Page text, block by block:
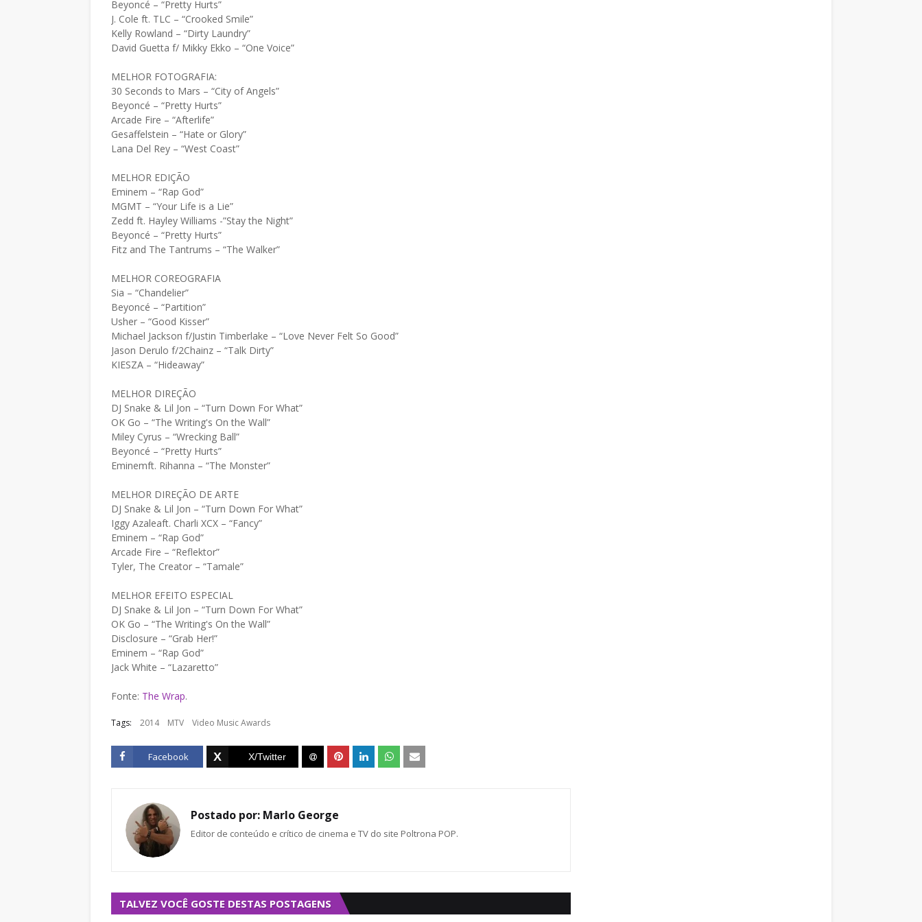
Beyoncé – “Pretty Hurts”
J. Cole ft. TLC – “Crooked Smile”
Kelly Rowland – “Dirty Laundry”
David Guetta f/ Mikky Ekko – “One Voice”
MELHOR FOTOGRAFIA:
30 Seconds to Mars – “City of Angels”
Beyoncé – “Pretty Hurts”
Arcade Fire – “Afterlife”
Gesaffelstein – “Hate or Glory”
Lana Del Rey – “West Coast”
MELHOR EDIÇÃO
Eminem – “Rap God”
MGMT – “Your Life is a Lie”
Zedd ft. Hayley Williams -”Stay the Night”
Beyoncé – “Pretty Hurts”
Fitz and The Tantrums – “The Walker”
MELHOR COREOGRAFIA
Sia – “Chandelier”
Beyoncé – “Partition”
Usher – “Good Kisser”
Michael Jackson f/Justin Timberlake – “Love Never Felt So Good”
Jason Derulo f/2Chainz – “Talk Dirty”
KIESZA – “Hideaway”
MELHOR DIREÇÃO
DJ Snake & Lil Jon – “Turn Down For What”
OK Go – “The Writing's On the Wall”
Miley Cyrus – “Wrecking Ball”
Beyoncé – “Pretty Hurts”
Eminemft. Rihanna – “The Monster”
MELHOR DIREÇÃO DE ARTE
DJ Snake & Lil Jon – “Turn Down For What”
Iggy Azaleaft. Charli XCX – “Fancy”
Eminem – “Rap God”
Arcade Fire – “Reflektor”
Tyler, The Creator – “Tamale”
MELHOR EFEITO ESPECIAL
DJ Snake & Lil Jon – “Turn Down For What”
OK Go – “The Writing's On the Wall”
Disclosure – “Grab Her!”
Eminem – “Rap God”
Jack White – “Lazaretto”
Fonte: The Wrap.
Tags: 2014 MTV Video Music Awards
Facebook
Postado por: Marlo George
Editor de conteúdo e crítico de cinema e TV do site Poltrona POP.
TALVEZ VOCÊ GOSTE DESTAS POSTAGENS